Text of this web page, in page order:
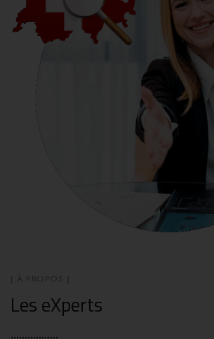
Les eXperts